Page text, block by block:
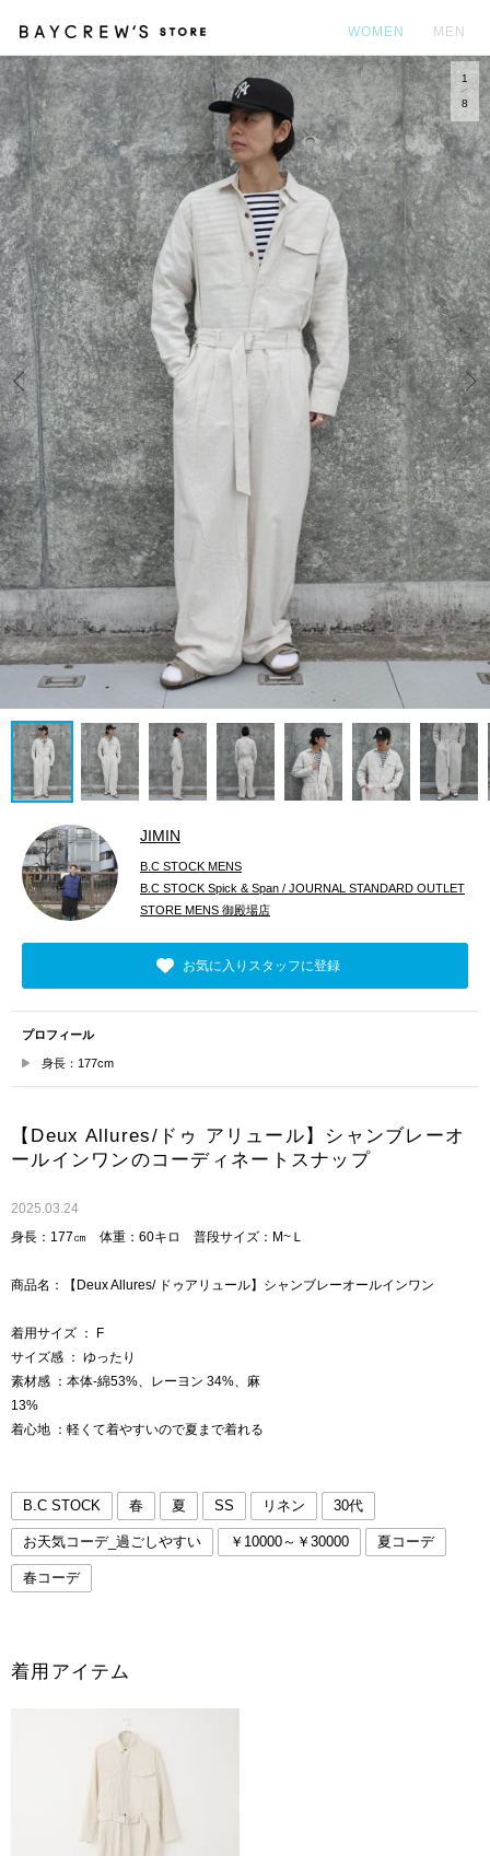
WOMEN MEN
Prev
1
8
JIMIN
B.C STOCK MENS
B.C STOCK Spick & Span / JOURNAL STANDARD OUTLET
STORE MENS 御殿場店
お気に入りスタッフに登録
プロフィール
身長：177cm
【Deux Allures/ドゥ アリュール】シャンブレーオ
ールインワンのコーディネートスナップ
2025.03.24
身長：177㎝ 体重：60キロ 普段サイズ：M~Ｌ
商品名：【Deux Allures/ ドゥアリュール】シャンブレーオールインワン
着用サイズ ： F
サイズ感 ： ゆったり
素材感 ：本体-綿53%、レーヨン 34%、麻
13%
着心地 ：軽くて着やすいので夏まで着れる
B.C STOCK 春 夏 SS リネン 30代
お天気コーデ_過ごしやすい ￥10000～￥30000 夏コーデ
春コーデ
着用アイテム